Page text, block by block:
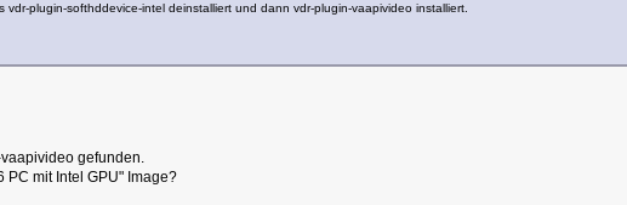
plugin-softhddevice-intel deinstalliert und dann vdr-plugin-vaapivideo installiert.
gefunden.
PC mit Intel GPU" Image?